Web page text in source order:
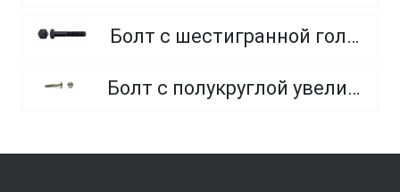
Болт с шестигранной головкой, неполная резьба, класс прочности 10.9 и 12.9
Болт с полукруглой увеличенной головкой и усом класса точности C (мебельный)